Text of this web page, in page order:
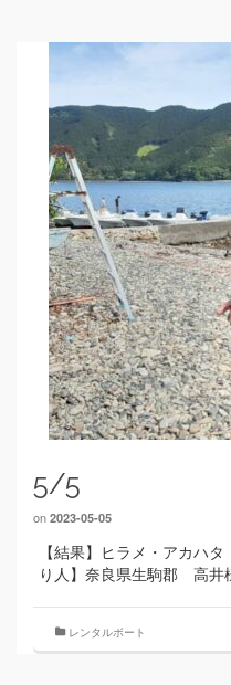
5/5
on 2023-05-05
【結果】ヒラメ・アカハ
り人】奈良県生駒郡 高井
レンタルボート